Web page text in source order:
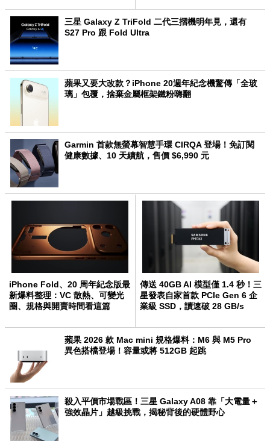
三星 Galaxy Z TriFold 二代三摺機明年見，還有
S27 Pro 跟 Fold Ultra
蘋果又要大改款？iPhone 20週年紀念機驚傳「全玻
璃」包覆，捨棄金屬框架鐵粉嗨翻
Garmin 首款無螢幕智慧手環 CIRQA 登場！免訂閱
健康數據、10 天續航，售價 $6,990 元
iPhone Fold、20 周年紀念版最
新爆料整理：VC 散熱、可變光
圈、規格與開賣時間看這篇
傳送 40GB AI 模型僅 1.4 秒！三
星發表自家首款 PCIe Gen 6 企
業級 SSD，讀速破 28 GB/s
蘋果 2026 款 Mac mini 規格爆料：M6 與 M5 Pro
異色搭檔登場！容量或將 512GB 起跳
殺入平價市場戰區！三星 Galaxy A08 靠「大電量＋
強效晶片」越級挑戰，揭秘背後的硬體野心